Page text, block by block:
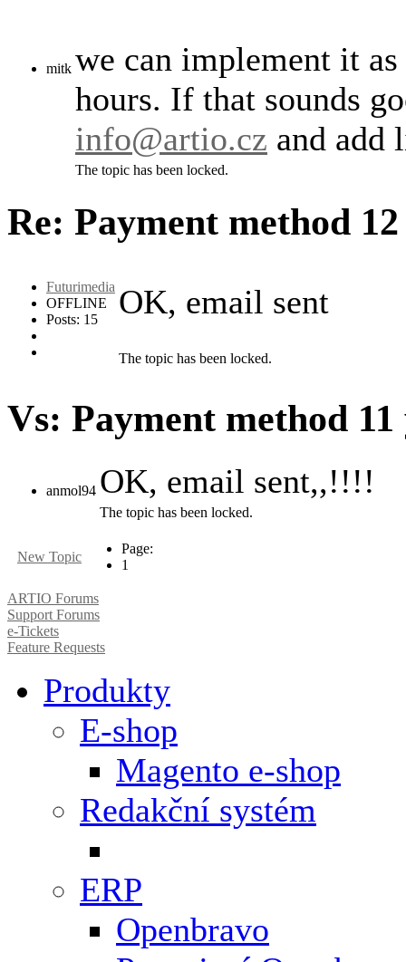
mitk we can implement it
hours. If that sounds
info@artio.cz and add
The topic has been locked.
Re: Payment method
Futurimedia
OFFLINE
Posts: 15
OK, email sent
The topic has been locked.
Vs: Payment method
anmol94 OK, email sent,,!!!!
The topic has been locked.
New Topic
Page:
1
ARTIO Forums
Support Forums
e-Tickets
Feature Requests
Produkty
E-shop
Magento e-shop
Redakční systém
ERP
Openbravo